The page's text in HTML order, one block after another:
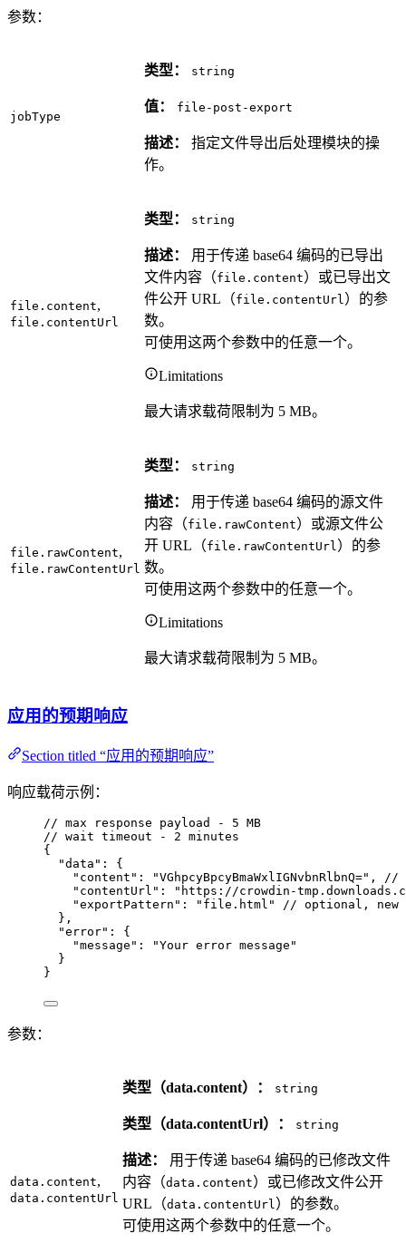
参数：
jobType
类型： string
值： file-post-export
描述：
指定文件导出后处理模块的操
作。
file.content,
file.contentUrl
类型： string
描述：
用于传递 base64 编码的已导出
文件内容（file.content）或已导出文
件公开 URL（file.contentUrl）的参
数。
可使用这两个参数中的任意一个。
Limitations
最大请求载荷限制为 5 MB。
file.rawContent,
file.rawContentUrl
类型： string
描述：
用于传递 base64 编码的源文件
内容（file.rawContent）或源文件公
开 URL（file.rawContentUrl）的参
数。
可使用这两个参数中的任意一个。
Limitations
最大请求载荷限制为 5 MB。
应用的预期响应
Section titled “应用的预期响应”
响应载荷示例：
// max response payload - 5 MB
// wait timeout - 2 minutes
{
"data" : {
"content" : "VGhpcyBpcyBmaWxlIGNvbnRlbnQ=" ,
//
"contentUrl" : " https://crowdin-
"exportPattern" : " file.html "
// optional,
},
"error" : {
"message" : "Your error message "
}
}
参数：
data.content,
data.contentUrl
类型（data.content）： string
类型（data.contentUrl）： string
描述：
用于传递 base64 编码的已修改文件
内容（data.content）或已修改文件公开
URL（data.contentUrl ）的参数。
可使用这两个参数中的任意一个。